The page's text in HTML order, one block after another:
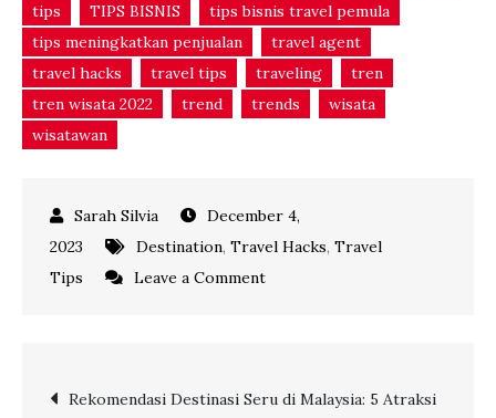
tips
TIPS BISNIS
tips bisnis travel pemula
tips meningkatkan penjualan
travel agent
travel hacks
travel tips traveling
tren
tren wisata 2022
trend trends
wisata
wisatawan
December 4,
2023
Destination, Travel Hacks, Travel
Tips
Leave a Commenton
Rekomendasi
Post
Rekomendasi Destinasi Seru di Malaysia: 5 Atraksi